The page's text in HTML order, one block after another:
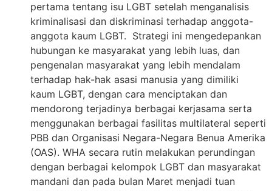
pertama tentang isu LGBT setelah menganalisis
kriminalisasi dan diskriminasi terhadap anggota-
anggota kaum LGBT. Strategi ini mengedepankan
hubungan ke masyarakat yang lebih luas, dan
pengenalan masyarakat yang lebih mendalam
terhadap hak-hak asasi manusia yang dimiliki
kaum LGBT, dengan cara menciptakan dan
mendorong terjadinya berbagai kerjasama serta
menggunakan berbagai fasilitas multilateral seperti
PBB dan Organisasi Negara-Negara Benua Amerika
(OAS). WHA secara rutin melakukan perundingan
dengan berbagai kelompok LGBT dan masyarakat
mandani dan pada bulan Maret menjadi tuan